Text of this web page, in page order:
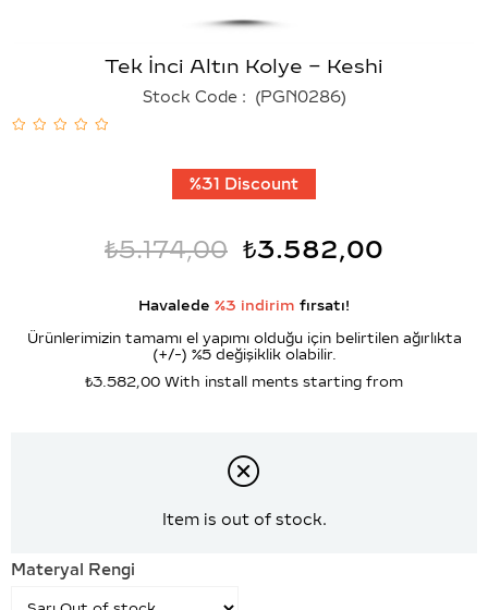
Tek İnci Altın Kolye – Keshi
Stock Code (PGN0286)
%31 Discount
₺5.174,00 ₺3.582,00
Havalede %3 indirim fırsatı!
Ürünlerimizin tamamı el yapımı olduğu için belirtilen ağırlıkta
(+/-) %5 değişiklik olabilir.
₺3.582,00 With install ments starting from
Item is out of stock.
Materyal Rengi